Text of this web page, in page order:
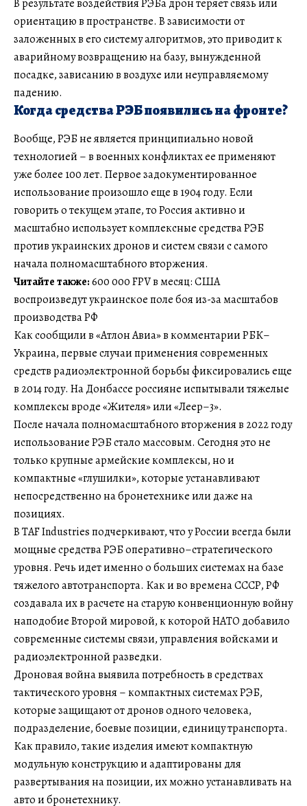
В результате воздействия РЭБа дрон теряет связь или
ориентацию в пространстве. В зависимости от
заложенных в его систему алгоритмов, это приводит к
аварийному возвращению на базу, вынужденной
посадке, зависанию в воздухе или неуправляемому
падению.
Когда средства РЭБ появились на фронте?
Вообще, РЭБ не является принципиально новой
технологией – в военных конфликтах ее применяют
уже более 100 лет. Первое задокументированное
использование произошло еще в 1904 году. Если
говорить о текущем этапе, то Россия активно и
масштабно использует комплексные средства РЭБ
против украинских дронов и систем связи с самого
начала полномасштабного вторжения.
Читайте также:600 000 FPV в месяц: США
воспроизведут украинское поле боя из-за масштабов
производства РФ
Как сообщили в «Атлон Авиа» в комментарии РБК–
Украина, первые случаи применения современных
средств радиоэлектронной борьбы фиксировались еще
в 2014 году. На Донбассе россияне испытывали тяжелые
комплексы вроде «Жителя» или «Леер–3».
После начала полномасштабного вторжения в 2022 году
использование РЭБ стало массовым. Сегодня это не
только крупные армейские комплексы, но и
компактные «глушилки», которые устанавливают
непосредственно на бронетехнике или даже на
позициях.
В TAF Industries подчеркивают, что у России всегда были
мощные средства РЭБ оперативно–стратегического
уровня. Речь идет именно о больших системах на базе
тяжелого автотранспорта. Как и во времена СССР, РФ
создавала их в расчете на старую конвенционную войну
наподобие Второй мировой, к которой НАТО добавило
современные системы связи, управления войсками и
радиоэлектронной разведки.
Дроновая война выявила потребность в средствах
тактического уровня – компактных системах РЭБ,
которые защищают от дронов одного человека,
подразделение, боевые позиции, единицу транспорта.
Как правило, такие изделия имеют компактную
модульную конструкцию и адаптированы для
развертывания на позиции, их можно устанавливать на
авто и бронетехнику.